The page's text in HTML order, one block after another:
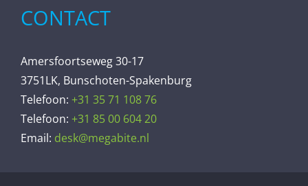
CONTACT
Amersfoortseweg 30-17
3751LK, Bunschoten-Spakenburg
Telefoon: +31 35 71 108 76
Telefoon: +31 85 00 604 20
Email: desk@megabite.nl